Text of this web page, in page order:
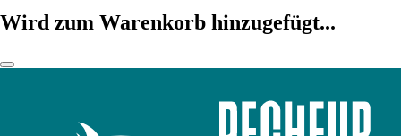
Wird zum Warenkorb hinzugefügt...